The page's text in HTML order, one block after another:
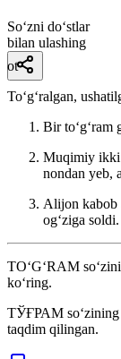
So‘zni do‘stlar
bilan ulashing
ot
Toʻgʻralgan,
Bir toʻgʻram
Muqimiy ikki
nondan yeb,
Alijon kabob
ogʻziga soldi.
TO‘G‘RAM
ko‘ring.
ТЎҒРАМ
taqdim qilingan.